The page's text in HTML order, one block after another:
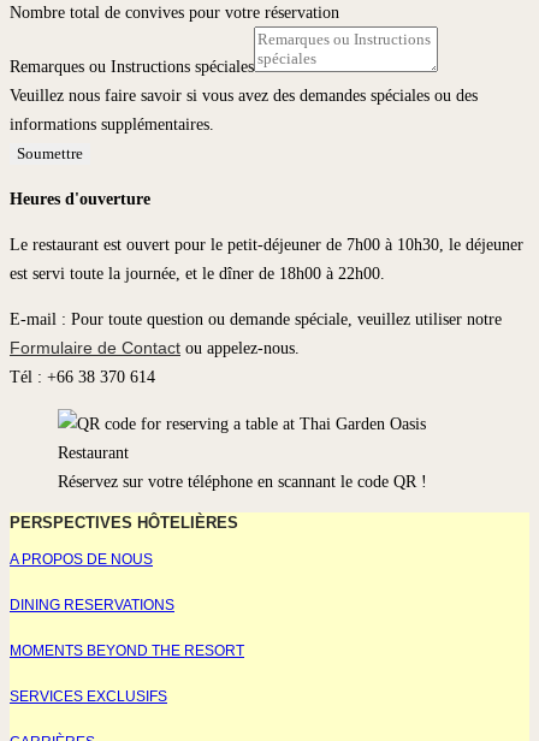
Nombre total de convives pour votre réservation
Remarques ou Instructions spéciales
Veuillez nous faire savoir si vous avez des demandes spéciales ou des
informations supplémentaires.
Soumettre
Heures d'ouverture
Le restaurant est ouvert pour le petit-déjeuner de 7h00 à 10h30, le déjeuner
est servi toute la journée, et le dîner de 18h00 à 22h00.
E-mail : Pour toute question ou demande spéciale, veuillez utiliser notre
Formulaire de Contact ou appelez-nous.
Tél : +66 38 370 614
Réservez sur votre téléphone en scannant le code QR !
PERSPECTIVES HÔTELIÈRES
A PROPOS DE NOUS
DINING RESERVATIONS
MOMENTS BEYOND THE RESORT
SERVICES EXCLUSIFS